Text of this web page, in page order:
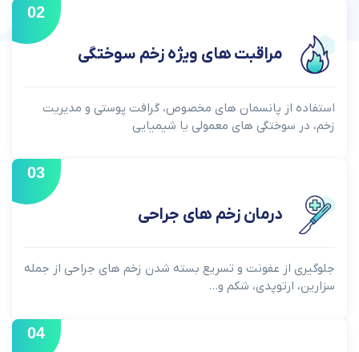
02
مراقبت های ویژه زخم سوختگی
استفاده از پانسمان های مخصوص، گرافت پوستی و مدیریت
زخم، در سوختگی های معمولی یا شیمیایی
03
درمان زخم های جراحی
جلوگیری از عفونت و تسریع بسته شدن زخم های جراحی از جمله
سزارین، ارتوپدی، شکم و...
04